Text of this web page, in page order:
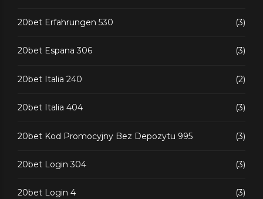
20bet Erfahrungen 530 (3)
20bet Espana 306 (3)
20bet Italia 240 (2)
20bet Italia 404 (3)
20bet Kod Promocyjny Bez Depozytu 995 (3)
20bet Login 304 (3)
20bet Login 4 (3)